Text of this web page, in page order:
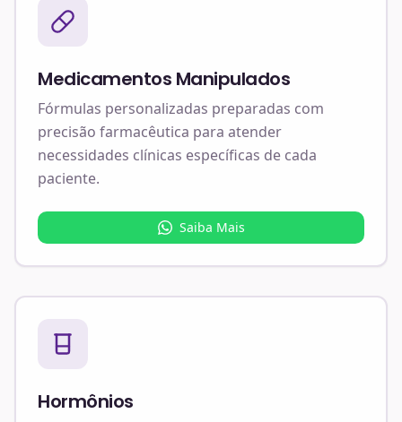
Medicamentos Manipulados
Fórmulas personalizadas preparadas com
precisão farmacêutica para atender
necessidades clínicas específicas de cada
paciente.
Saiba Mais
Hormônios